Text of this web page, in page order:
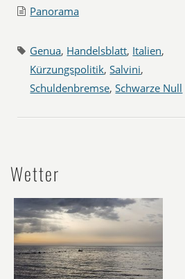
Panorama
Genua, Handelsblatt, Italien,
Kürzungspolitik,Salvini,
Schuldenbremse,Schwarze Null
Wetter